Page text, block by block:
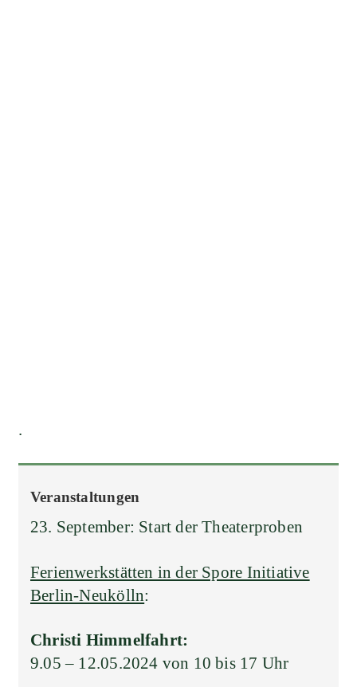
Veranstaltungen
23. September: Start der Theaterproben
Ferienwerkstätten in der Spore Initiative
Berlin-Neukölln:
Christi Himmelfahrt:
9.05 – 12.05.2024 von 10 bis 17 Uhr
.